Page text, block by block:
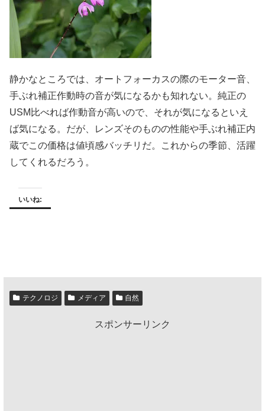
静かなところでは、オートフォーカスの際のモーター音、
手ぶれ補正作動時の音が気になるかも知れない。純正の
USM比べれば作動音が高いので、それが気になるといえ
ば気になる。だが、レンズそのものの性能や手ぶれ補正内
蔵でこの価格は値頃感バッチリだ。これからの季節、活躍
してくれるだろう。
いいね:
テクノロジ メディア 自然
スポンサーリンク